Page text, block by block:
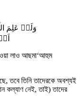
وَلَوۡ
লাও আছমা‘আহুম
তবে তিনি তাদেরকে অবশ্যই
কল্যাণ নেই, তাই) তাদের